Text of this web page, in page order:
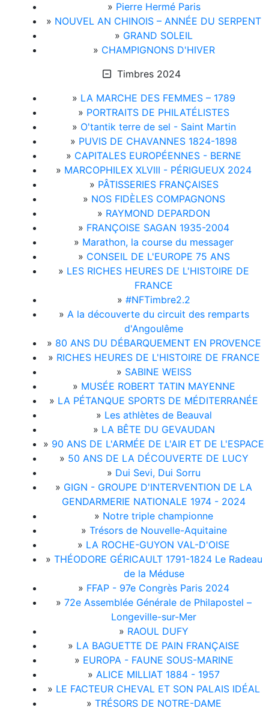
» Pierre Hermé Paris
» NOUVEL AN CHINOIS – ANNÉE DU SERPENT
» GRAND SOLEIL
» CHAMPIGNONS D'HIVER
Timbres 2024
» LA MARCHE DES FEMMES – 1789
» PORTRAITS DE PHILATÉLISTES
» O'tantik terre de sel - Saint Martin
» PUVIS DE CHAVANNES 1824-1898
» CAPITALES EUROPÉENNES - BERNE
» MARCOPHILEX XLVIII - PÉRIGUEUX 2024
» PÂTISSERIES FRANÇAISES
» NOS FIDÈLES COMPAGNONS
» RAYMOND DEPARDON
» FRANÇOISE SAGAN 1935-2004
» Marathon, la course du messager
» CONSEIL DE L'EUROPE 75 ANS
» LES RICHES HEURES DE L'HISTOIRE DE
FRANCE
» #NFTimbre2.2
» A la découverte du circuit des remparts
d'Angoulême
» 80 ANS DU DÉBARQUEMENT EN PROVENCE
» RICHES HEURES DE L'HISTOIRE DE FRANCE
» SABINE WEISS
» MUSÉE ROBERT TATIN MAYENNE
» LA PÉTANQUE SPORTS DE MÉDITERRANÉE
» Les athlètes de Beauval
» LA BÊTE DU GEVAUDAN
» 90 ANS DE L'ARMÉE DE L'AIR ET DE L'ESPACE
» 50 ANS DE LA DÉCOUVERTE DE LUCY
» Dui Sevi, Dui Sorru
» GIGN - GROUPE D'INTERVENTION DE LA
GENDARMERIE NATIONALE 1974 - 2024
» Notre triple championne
» Trésors de Nouvelle-Aquitaine
» LA ROCHE-GUYON VAL-D'OISE
» THÉODORE GÉRICAULT 1791-1824 Le Radeau
de la Méduse
» FFAP - 97e Congrès Paris 2024
» 72e Assemblée Générale de Philapostel –
Longeville-sur-Mer
» RAOUL DUFY
» LA BAGUETTE DE PAIN FRANÇAISE
» EUROPA - FAUNE SOUS-MARINE
» ALICE MILLIAT 1884 - 1957
» LE FACTEUR CHEVAL ET SON PALAIS IDÉAL
» TRÉSORS DE NOTRE-DAME